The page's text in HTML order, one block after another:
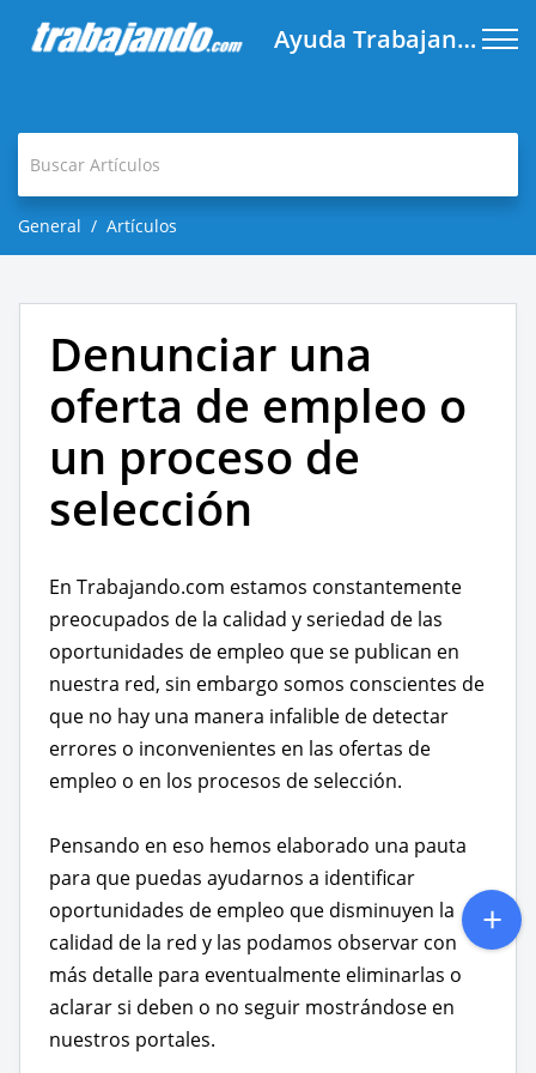
Ayuda Trabajando.com
General Artículos
Denunciar una
oferta de empleo o
un proceso de
selección
En Trabajando.com estamos constantemente
preocupados de la calidad y seriedad de las
oportunidades de empleo que se publican en
nuestra red, sin embargo somos conscientes de
que no hay una manera infalible de detectar
errores o inconvenientes en las ofertas de
empleo o en los procesos de selección.
Pensando en eso hemos elaborado una pauta
para que puedas ayudarnos a identificar
oportunidades de empleo que disminuyen la
calidad de la red y las podamos observar con
más detalle para eventualmente eliminarlas o
aclarar si deben o no seguir mostrándose en
nuestros portales.